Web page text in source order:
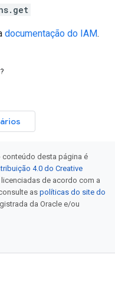
documentação do IAM.
conteúdo desta página é
4.0 do Creative
de acordo com a
aspolíticas do site do
da Oracle e/ou